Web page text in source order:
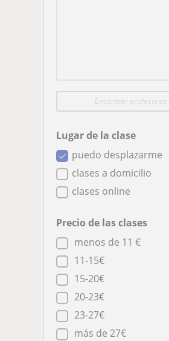
Encontrar profesores
Lugar de la clase
puedo desplazarme
clases a domicilio
clases online
Precio de las clases
menos de 11 €
11-15€
15-20€
20-23€
23-27€
más de 27€